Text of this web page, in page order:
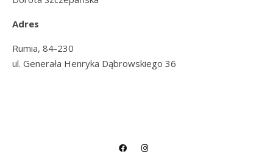
Adres
Rumia, 84-230
ul. Generała Henryka Dąbrowskiego 36